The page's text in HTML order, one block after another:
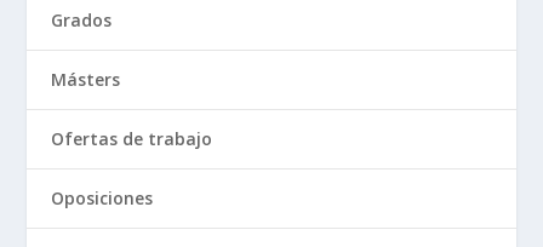
Grados
Másters
Ofertas de trabajo
Oposiciones